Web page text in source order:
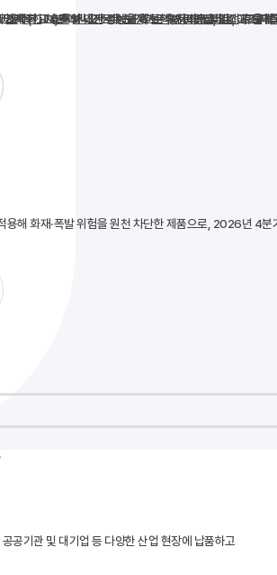
업계 최고 수준의 내진 성능을 확보한 변압기로,지진 규모
제작된 고효율 변압기로에너지 절약과 운영비 절감에 기여
조파(THD)를 실시간으로 보정하는능동형 필터로,고조파
를 통한 차별화된 고조파 진단으로유지비용 절감과효율적
용해 화재·폭발 위험을 원천 차단한 제품으로, 2026년 4분
공기관 및 대기업 등 다양한 산업 현장에 납품하고